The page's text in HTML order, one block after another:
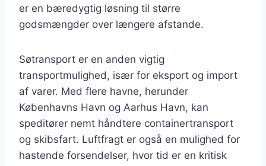
er en bæredygtig løsning til større
godsmængder over længere afstande.
Søtransport er en anden vigtig
transportmulighed, især for eksport og import
af varer. Med flere havne, herunder
Københavns Havn og Aarhus Havn, kan
speditører nemt håndtere containertransport
og skibsfart. Luftfragt er også en mulighed for
hastende forsendelser, hvor tid er en kritisk